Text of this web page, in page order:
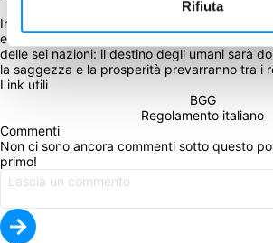
Rifiuta
In Hyperborea: Light & Shadow queste potenti
enormi conoscenze e poteri e i cubi dell’Anima
delle sei nazioni: il destino degli umani sarà
la saggezza e la prosperità prevarranno tra i
Link utili
BGG
Regolamento italiano
Commenti
Non ci sono ancora commenti sotto questo
primo!